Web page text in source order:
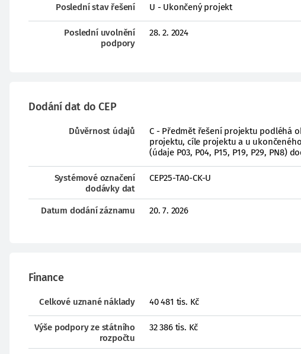
Poslední stav řešení U - Ukončený projekt
Poslední uvolnění
podpory
28. 2. 2024
Dodání dat do CEP
Důvěrnost údajů
C - Předmět řešení projektu podléhá
projektu, cíle projektu a u
(údaje P03, P04, P15, P19, P29, PN8)
Systémové označení
dodávky dat
CEP25-TA0-CK-U
Datum dodání záznamu 20. 7. 2026
Finance
Celkové uznané náklady 40 481 tis. Kč
Výše podpory ze státního
rozpočtu
32 386 tis. Kč